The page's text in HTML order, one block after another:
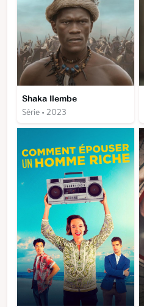
Shaka Ilembe
Série • 2023